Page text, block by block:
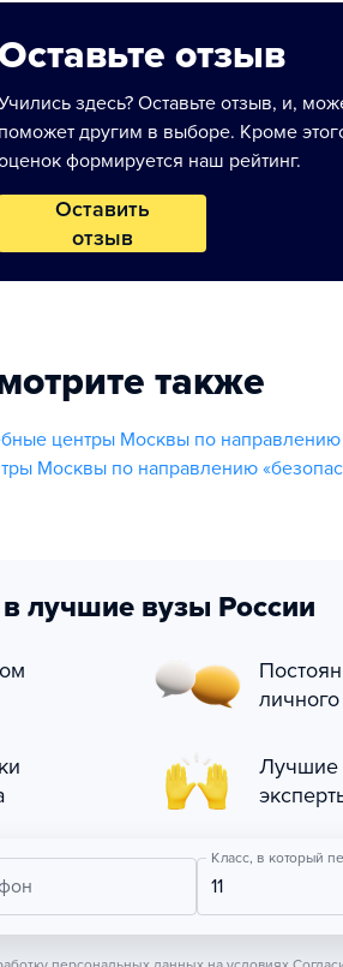
отзыв
здесь? Оставьте отзыв, и,
поможет другим в выборе. Кроме
формируется наш рейтинг.
Оставить
отзыв
также
центры Москвы по направлению
Москвы по направлению
лучшие вузы России
Лучшие
Класс, в который
11